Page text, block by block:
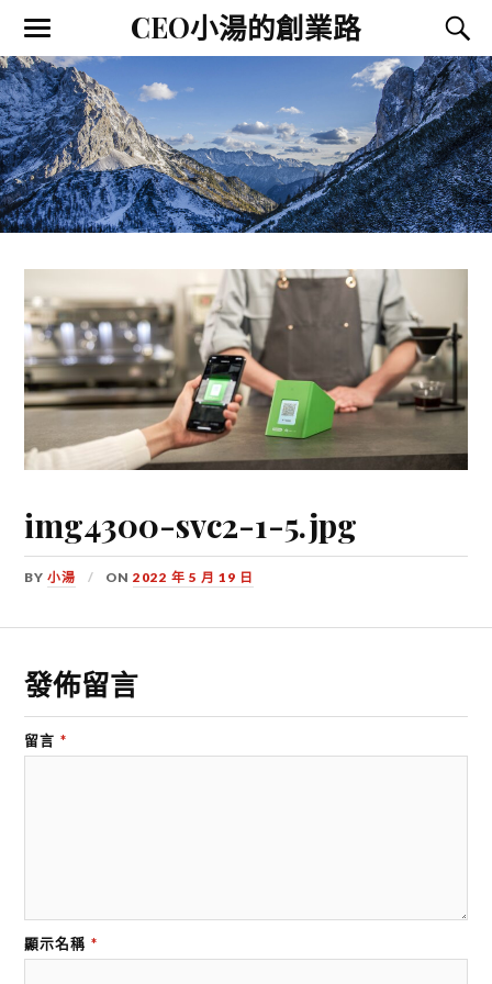
CEO小湯的創業路
img4300-svc2-1-5.jpg
BY小湯 ON2022 年 5 月 19 日
發佈留言
留言 *
顯示名稱 *